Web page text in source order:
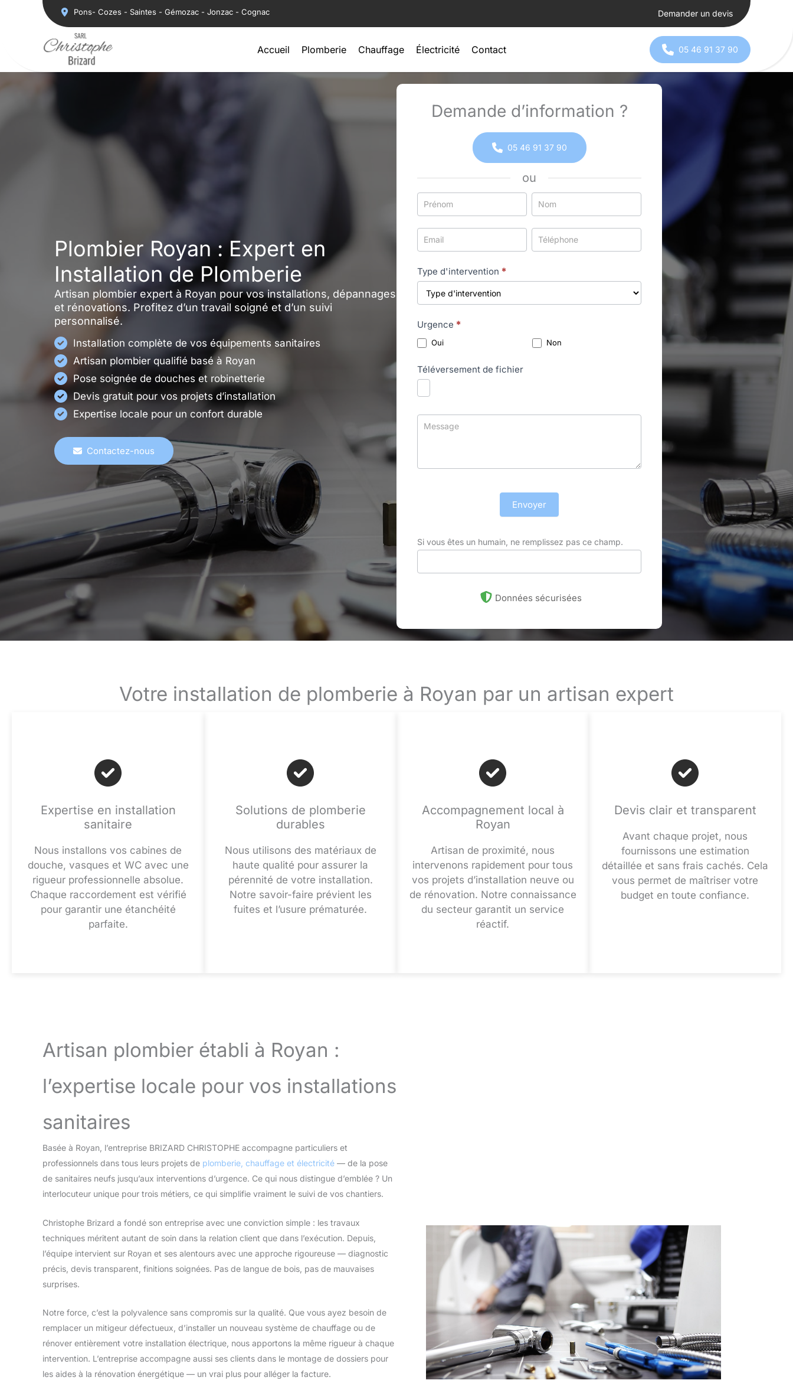
Pons- Cozes - Saintes - Gémozac - Jonzac - Cognac Demander un devis
Accueil Plomberie Chauffage Électricité Contact 05 46 91 37 90
Plombier Royan : Expert en
Installation de Plomberie
Artisan plombier expert à Royan pour vos installations, dépannages
et rénovations. Profitez d’un travail soigné et d’un suivi
personnalisé.
Installation complète de vos équipements sanitaires
Artisan plombier qualifié basé à Royan
Pose soignée de douches et robinetterie
Devis gratuit pour vos projets d’installation
Expertise locale pour un confort durable
Contactez-nous
Demande d’information ?
05 46 91 37 90
ou
Formulaire
simple
avec
téléphone
Type d'intervention *
Urgence *
Oui Non
Téléversement de fichier
Envoyer
Si vous êtes un humain, ne remplissez pas ce champ.
Données sécurisées
Votre installation de plomberie à Royan par un artisan expert
Expertise en installation
sanitaire
Nous installons vos cabines de
douche, vasques et WC avec une
rigueur professionnelle absolue.
Chaque raccordement est vérifié
pour garantir une étanchéité
parfaite.
Solutions de plomberie
durables
Nous utilisons des matériaux de
haute qualité pour assurer la
pérennité de votre installation.
Notre savoir-faire prévient les
fuites et l’usure prématurée.
Accompagnement local à
Royan
Artisan de proximité, nous
intervenons rapidement pour tous
vos projets d’installation neuve ou
de rénovation. Notre connaissance
du secteur garantit un service
réactif.
Devis clair et transparent
Avant chaque projet, nous
fournissons une estimation
détaillée et sans frais cachés. Cela
vous permet de maîtriser votre
budget en toute confiance.
Artisan plombier établi à Royan :
l’expertise locale pour vos installations
sanitaires
Basée à Royan, l’entreprise BRIZARD CHRISTOPHE accompagne particuliers et
professionnels dans tous leurs projets de plomberie, chauffage et électricité — de la pose
de sanitaires neufs jusqu’aux interventions d’urgence. Ce qui nous distingue d’emblée ? Un
interlocuteur unique pour trois métiers, ce qui simplifie vraiment le suivi de vos chantiers.
Christophe Brizard a fondé son entreprise avec une conviction simple : les travaux
techniques méritent autant de soin dans la relation client que dans l’exécution. Depuis,
l’équipe intervient sur Royan et ses alentours avec une approche rigoureuse — diagnostic
précis, devis transparent, finitions soignées. Pas de langue de bois, pas de mauvaises
surprises.
Notre force, c’est la polyvalence sans compromis sur la qualité. Que vous ayez besoin de
remplacer un mitigeur défectueux, d’installer un nouveau système de chauffage ou de
rénover entièrement votre installation électrique, nous apportons la même rigueur à chaque
intervention. L’entreprise accompagne aussi ses clients dans le montage de dossiers pour
les aides à la rénovation énergétique — un vrai plus pour alléger la facture.